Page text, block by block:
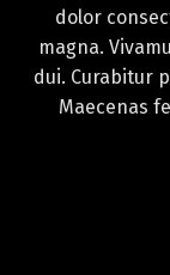
dolor
magna.
dui. Curabitur
Maecenas